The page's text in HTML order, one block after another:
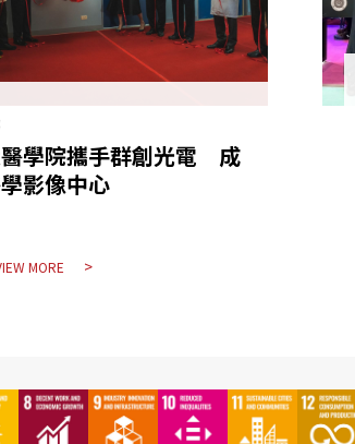
學院攜手群創光電 成
影像中心
MORE